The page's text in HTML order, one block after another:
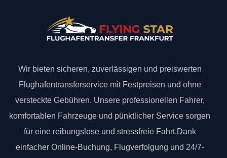
Wir bieten sicheren, zuverlässigen und preiswerten
Flughafentransferservice mit Festpreisen und ohne
versteckte Gebühren. Unsere professionellen Fahrer,
komfortablen Fahrzeuge und pünktlicher Service sorgen
für eine reibungslose und stressfreie Fahrt.Dank
einfacher Online-Buchung, Flugverfolgung und 24/7-